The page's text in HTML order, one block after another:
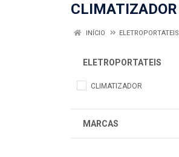
CLIMATIZADOR
INÍCIO ELETROPORTATEIS
ELETROPORTATEIS
CLIMATIZADOR
MARCAS